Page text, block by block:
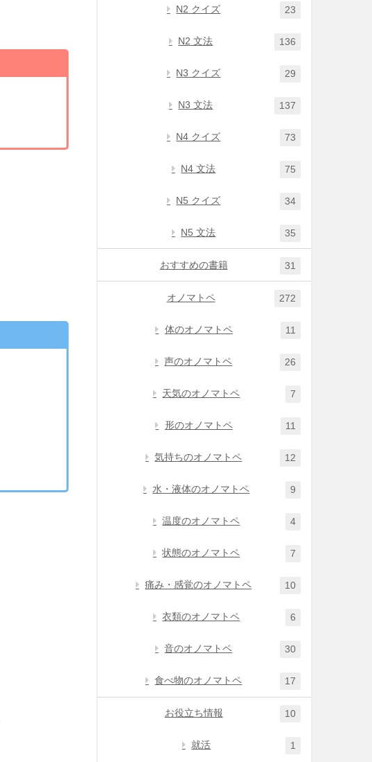
N2 クイズ 23
N2 文法 136
N3 クイズ 29
N3 文法 137
N4 クイズ 73
N4 文法 75
N5 クイズ 34
N5 文法 35
おすすめの書籍 31
オノマトペ 272
体のオノマトペ 11
声のオノマトペ 26
天気のオノマトペ 7
形のオノマトペ 11
気持ちのオノマトペ 12
水・液体のオノマトペ 9
温度のオノマトペ 4
状態のオノマトペ 7
痛み・感覚のオノマトペ 10
衣類のオノマトペ 6
音のオノマトペ 30
食べ物のオノマトペ 17
お役立ち情報 10
就活 1